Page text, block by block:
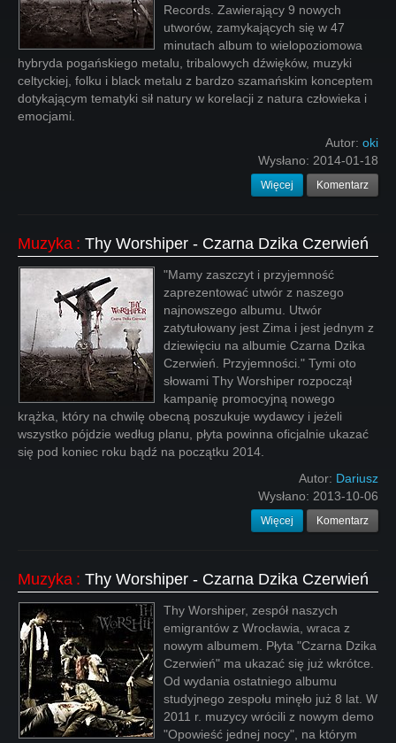
Records. Zawierający 9 nowych
utworów, zamykających się w 47
minutach album to wielopoziomowa
hybryda pogańskiego metalu, tribalowych dźwięków, muzyki
celtyckiej, folku i black metalu z bardzo szamańskim konceptem
dotykającym tematyki sił natury w korelacji z natura człowieka i
emocjami.
Autor: oki
Wysłano: 2014-01-18
Więcej Komentarz
Muzyka : Thy Worshiper - Czarna Dzika Czerwień
"Mamy zaszczyt i przyjemność
zaprezentować utwór z naszego
najnowszego albumu. Utwór
zatytułowany jest Zima i jest jednym z
dziewięciu na albumie Czarna Dzika
Czerwień. Przyjemności." Tymi oto
słowami Thy Worshiper rozpoczął
kampanię promocyjną nowego
krążka, który na chwilę obecną poszukuje wydawcy i jeżeli
wszystko pójdzie według planu, płyta powinna oficjalnie ukazać
się pod koniec roku bądź na początku 2014.
Autor: Dariusz
Wysłano: 2013-10-06
Więcej Komentarz
Muzyka : Thy Worshiper - Czarna Dzika Czerwień
Thy Worshiper, zespół naszych
emigrantów z Wrocławia, wraca z
nowym albumem. Płyta "Czarna Dzika
Czerwień" ma ukazać się już wkrótce.
Od wydania ostatniego albumu
studyjnego zespołu minęło już 8 lat. W
2011 r. muzycy wrócili z nowym demo
"Opowieść jednej nocy", na którym